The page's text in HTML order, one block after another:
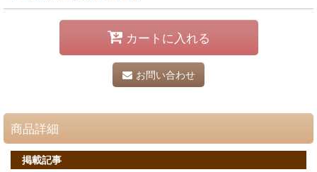
カートに入れる
お問い合わせ
商品詳細
掲載記事